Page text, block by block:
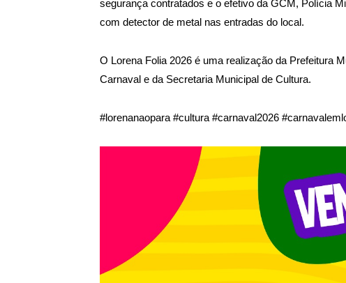
segurança contratados e o efetivo da GCM, Polícia
com detector de metal nas entradas do local.
O Lorena Folia 2026 é uma realização da Prefeitura
Carnaval e da Secretaria Municipal de Cultura.
#lorenanaopara #cultura #carnaval2026